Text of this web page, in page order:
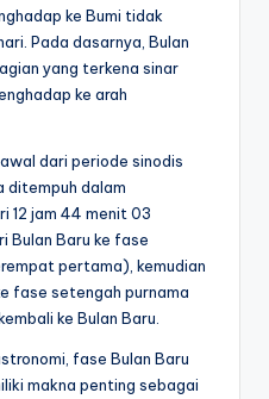
ke Bumi tidak
Pada dasarnya, Bulan
yang terkena sinar
ke arah
dari periode sinodis
ditempuh dalam
12 jam 44 menit 03
Bulan Baru ke fase
pertama), kemudian
fase setengah purnama
ke Bulan Baru.
fase Bulan Baru
makna penting sebagai